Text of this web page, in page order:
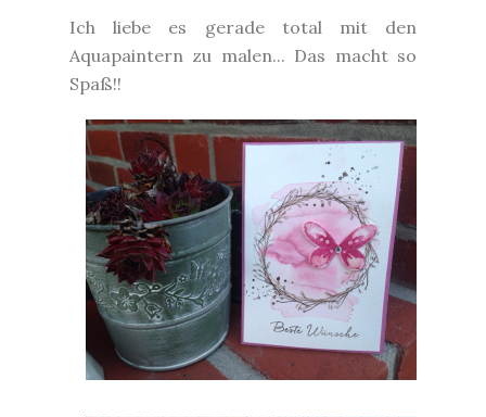
Ich liebe es gerade total mit den
Aquapaintern zu malen... Das macht so
Spaß!!